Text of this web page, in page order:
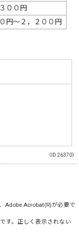
００円
円～２，２００円
（ID:26370）
Adobe Acrobat(R)が必要で
す。正しく表示されない